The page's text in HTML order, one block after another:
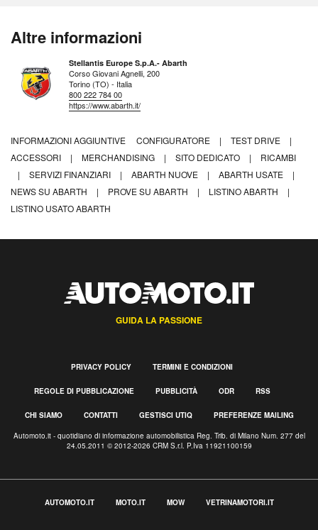
Altre informazioni
Stellantis Europe S.p.A.- Abarth
Corso Giovani Agnelli, 200
Torino (TO) - Italia
800 222 784 00
https://www.abarth.it/
INFORMAZIONI AGGIUNTIVE CONFIGURATORE | TEST DRIVE
|
ACCESSORI
| MERCHANDISING | SITO DEDICATO |
RICAMBI
|
SERVIZI FINANZIARI | ABARTH NUOVE | ABARTH USATE
|
NEWS SU ABARTH
| PROVE SU ABARTH | LISTINO ABARTH
|
LISTINO USATO ABARTH
GUIDA LA PASSIONE
PRIVACY POLICY TERMINI E CONDIZIONI
REGOLE DI PUBBLICAZIONE PUBBLICITÀ ODR RSS
CHI SIAMO CONTATTI GESTISCI UTIQ PREFERENZE MAILING
Automoto.it - quotidiano di informazione automobilistica Reg. Trib. di Milano Num. 277 del
24.05.2011 © 2012-2026 CRM S.r.l. P.Iva 11921100159
AUTOMOTO.IT MOTO.IT MOW VETRINAMOTORI.IT